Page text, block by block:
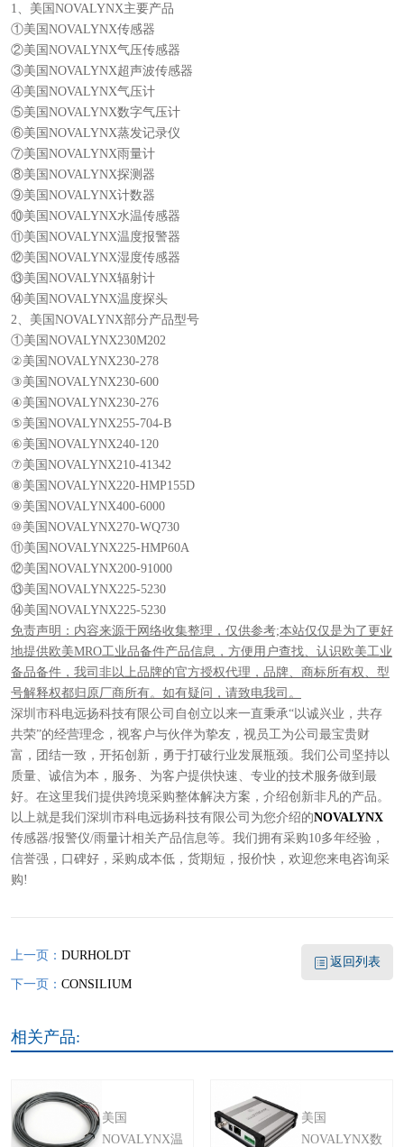
1、美国NOVALYNX主要产品
①美国NOVALYNX传感器
②美国NOVALYNX气压传感器
③美国NOVALYNX超声波传感器
④美国NOVALYNX气压计
⑤美国NOVALYNX数字气压计
⑥美国NOVALYNX蒸发记录仪
⑦美国NOVALYNX雨量计
⑧美国NOVALYNX探测器
⑨美国NOVALYNX计数器
⑩美国NOVALYNX水温传感器
⑪美国NOVALYNX温度报警器
⑫美国NOVALYNX湿度传感器
⑬美国NOVALYNX辐射计
⑭美国NOVALYNX温度探头
2、美国NOVALYNX部分产品型号
①美国NOVALYNX230M202
②美国NOVALYNX230-278
③美国NOVALYNX230-600
④美国NOVALYNX230-276
⑤美国NOVALYNX255-704-B
⑥美国NOVALYNX240-120
⑦美国NOVALYNX210-41342
⑧美国NOVALYNX220-HMP155D
⑨美国NOVALYNX400-6000
⑩美国NOVALYNX270-WQ730
⑪美国NOVALYNX225-HMP60A
⑫美国NOVALYNX200-91000
⑬美国NOVALYNX225-5230
⑭美国NOVALYNX225-5230
免责声明：内容来源于网络收集整理，仅供参考;本站仅仅是为了更好
地提供欧美MRO工业品备件产品信息，方便用户查找、认识欧美工业
备品备件，我司非以上品牌的官方授权代理，品牌、商标所有权、型
号解释权都归原厂商所有。如有疑问，请致电我司。
深圳市科电远扬科技有限公司自创立以来一直秉承“以诚兴业，共存
共荣”的经营理念，视客户与伙伴为挚友，视员工为公司最宝贵财
富，团结一致，开拓创新，勇于打破行业发展瓶颈。我们公司坚持以
质量、诚信为本，服务、为客户提供快速、专业的技术服务做到最
好。在这里我们提供跨境采购整体解决方案，介绍创新非凡的产品。
以上就是我们深圳市科电远扬科技有限公司为您介绍的NOVALYNX
传感器/报警仪/雨量计相关产品信息等。我们拥有采购10多年经验，
信誉强，口碑好，采购成本低，货期短，报价快，欢迎您来电咨询采
购!
上一页： DURHOLDT
下一页： CONSILIUM
返回列表
相关产品:
美国
NOVALYNX温
美国
NOVALYNX数